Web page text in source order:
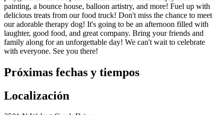
painting, a bounce house, balloon artistry, and more! Fuel up with
delicious treats from our food truck! Don't miss the chance to meet
our adorable therapy dog! It's going to be an afternoon filled with
laughter, good food, and great company. Bring your friends and
family along for an unforgettable day! We can't wait to celebrate
with everyone. See you there!
Próximas fechas y tiempos
Localización